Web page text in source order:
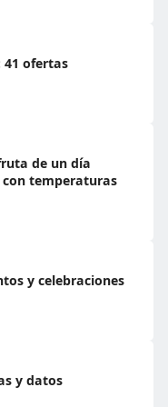
41 ofertas
de un día
temperaturas
y celebraciones
y datos